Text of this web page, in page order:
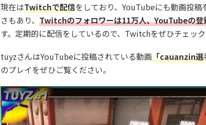
現在はTwitchで配信をしており、YouTubeにも動画投稿
さもあり、 Twitchのフォロワーは11万人、YouTubeの登
す。定期的に配信をしているので、Twitchをぜひチェック
tuyzさんはYouTubeに投稿されている動画「cauanzin選
のプレイをぜひご覧ください。
この動画を YouTube で視聴